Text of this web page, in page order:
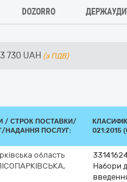
DOZORRO
730 UAH (з ПДВ)
/ СТРОК ПОСТАВКИ/
НАДАННЯ ПОСЛУГ:
021:2015
область
Набори